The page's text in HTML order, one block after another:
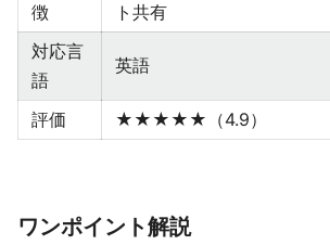
徴
ト共有
対応言
語
英語
評価 ★★★★★（4.9）
ワンポイント解説